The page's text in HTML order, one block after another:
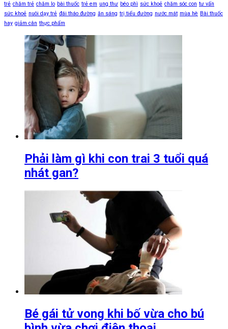
trẻ chăm trẻ chăm lo bài thuốc trẻ em ung thư béo phì sức khoẻ chăm sóc con tư vấn
sức khoẻ nuôi dạy trẻ đái tháo đường ăn sáng trị tiểu đường nước mát mùa hè Bài thuốc
hay giảm cân thực phẩm
Phải làm gì khi con trai 3 tuổi quá
nhát gan?
Bé gái tử vong khi bố vừa cho bú